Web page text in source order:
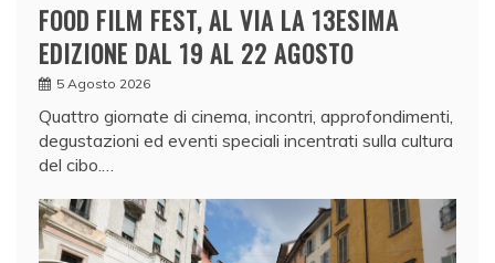
FOOD FILM FEST, AL VIA LA 13ESIMA
EDIZIONE DAL 19 AL 22 AGOSTO
5 Agosto 2026
Quattro giornate di cinema, incontri, approfondimenti,
degustazioni ed eventi speciali incentrati sulla cultura
del cibo.…